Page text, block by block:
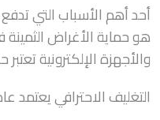
أحد أهم الأسباب التي
هو حماية الأغراض الثمينة
والأجهزة الإلكترونية
التغليف الاحترافي